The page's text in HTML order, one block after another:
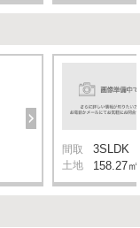
間取 3SLDK
土地 158.27㎡